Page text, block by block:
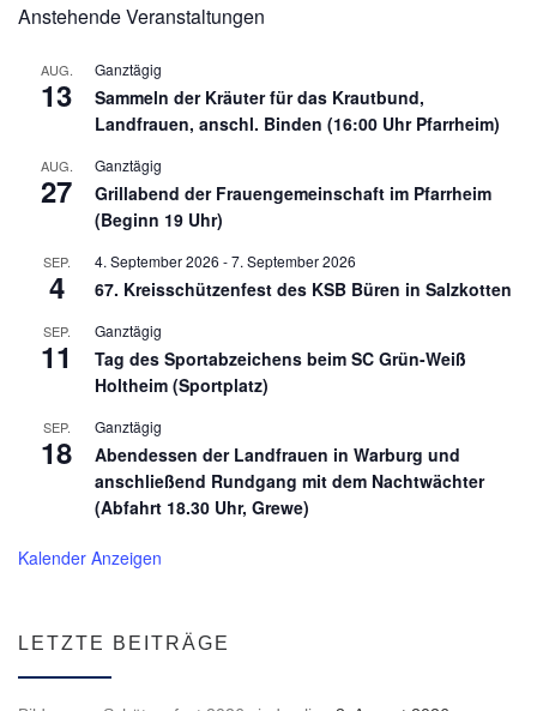
Anstehende Veranstaltungen
AUG.
13
Ganztägig
Sammeln der Kräuter für das Krautbund,
Landfrauen, anschl. Binden (16:00 Uhr Pfarrheim)
AUG.
27
Ganztägig
Grillabend der Frauengemeinschaft im Pfarrheim
(Beginn 19 Uhr)
SEP.
4
4. September 2026 -7. September 2026
67. Kreisschützenfest des KSB Büren in Salzkotten
SEP.
11
Ganztägig
Tag des Sportabzeichens beim SC Grün-Weiß
Holtheim (Sportplatz)
SEP.
18
Ganztägig
Abendessen der Landfrauen in Warburg und
anschließend Rundgang mit dem Nachtwächter
(Abfahrt 18.30 Uhr, Grewe)
Kalender Anzeigen
LETZTE BEITRÄGE